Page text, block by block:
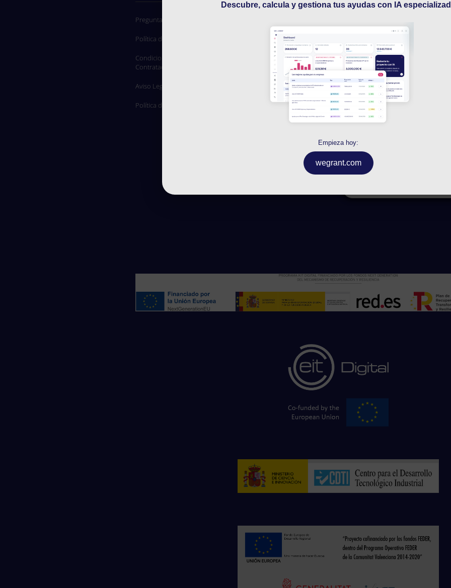
Descubre, calcula y gestiona tus ayudas con IA
Empieza hoy:
wegrant.com
Antes de enviar la
información básica
Leer info
Sí, he leído la
mis datos.
Preguntas frecuentes
Política de confidencialidad
Condiciones generales de
Contratación
Aviso Legal
Política de cookies
Conseguir financiación
Buscador de ayudas públicas